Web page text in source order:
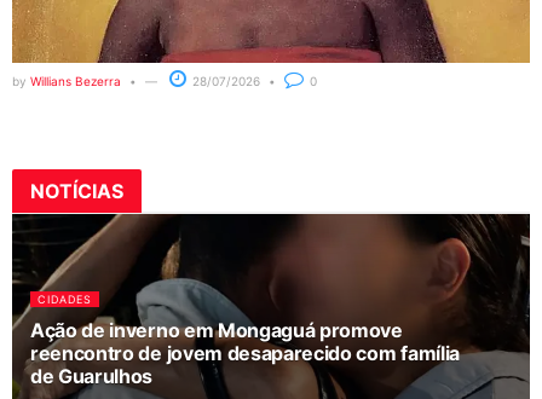
by Willians Bezerra 28/07/2026 0
NOTÍCIAS
CIDADES
Ação de inverno em Mongaguá promove
reencontro de jovem desaparecido com família
de Guarulhos